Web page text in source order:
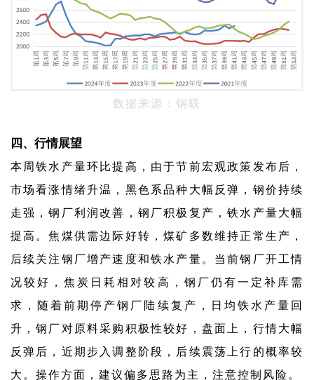
数据来源：钢联
四、行情展望
本周铁水产量环比提高，由于节前宏观政策发布后，
市场看涨情绪升温，黑色系品种大幅反弹，钢价持续
走强，钢厂利润改善，钢厂积极复产，铁水产量大幅
提高。焦煤供需边际好转，煤矿多数维持正常生产，
后续关注钢厂增产速度和铁水产量。当前钢厂开工情
况较好，焦炭日耗相对较高，钢厂仍有一定补库需
求，随着前期停产钢厂陆续复产，日均铁水产量回
升，钢厂对原料采购积极性较好，盘面上，行情大幅
反弹后，近期步入调整阶段，后续震荡上行的概率较
大。操作方面，建议偏多思路为主，注意控制风险。